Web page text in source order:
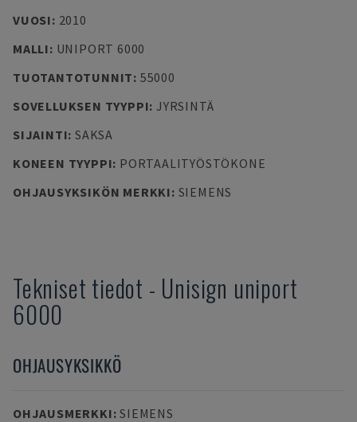
VUOSI: 2010
MALLI: UNIPORT 6000
TUOTANTOTUNNIT: 55000
SOVELLUKSEN TYYPPI: JYRSINTÄ
SIJAINTI: SAKSA
KONEEN TYYPPI: PORTAALITYÖSTÖKONE
OHJAUSYKSIKÖN MERKKI: SIEMENS
Tekniset tiedot - Unisign uniport
6000
OHJAUSYKSIKKÖ
OHJAUSMERKKI:SIEMENS